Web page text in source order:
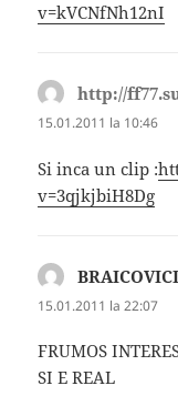
v=kVCNfNh12nI
http://
15.01.2011 la 10:46
Si inca un clip :
v=3qjkjbiH8Dg
15.01.2011 la 22:07
FRUMOS
SI E REAL